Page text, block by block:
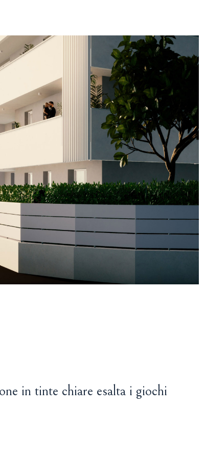
in tinte chiare esalta i giochi